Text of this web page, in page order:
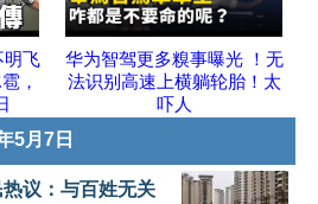
明飞
，
华为智驾更多糗事曝光 ！无
法识别高速上横躺轮胎！太
吓人
5月7日
议：与百姓无关